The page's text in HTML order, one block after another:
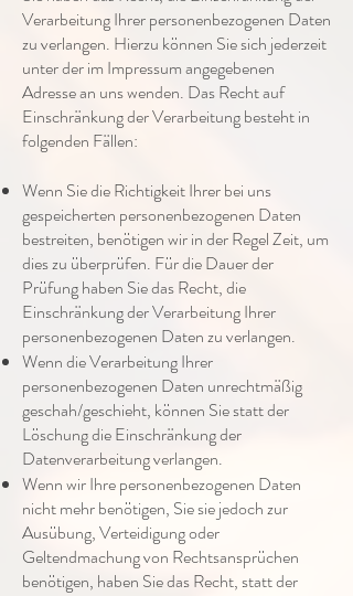
Verarbeitung Ihrer personenbezogenen Daten
zu verlangen. Hierzu können Sie sich jederzeit
unter der im Impressum angegebenen
Adresse an uns wenden. Das Recht auf
Einschränkung der Verarbeitung besteht in
folgenden Fällen:
Wenn Sie die Richtigkeit Ihrer bei uns
gespeicherten personenbezogenen Daten
bestreiten, benötigen wir in der Regel Zeit, um
dies zu überprüfen. Für die Dauer der
Prüfung haben Sie das Recht, die
Einschränkung der Verarbeitung Ihrer
personenbezogenen Daten zu verlangen.
Wenn die Verarbeitung Ihrer
personenbezogenen Daten unrechtmäßig
geschah/geschieht, können Sie statt der
Löschung die Einschränkung der
Datenverarbeitung verlangen.
Wenn wir Ihre personenbezogenen Daten
nicht mehr benötigen, Sie sie jedoch zur
Ausübung, Verteidigung oder
Geltendmachung von Rechtsansprüchen
benötigen, haben Sie das Recht, statt der